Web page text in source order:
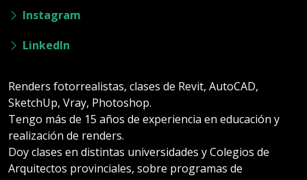
Instagram
LinkedIn
Renders fotorrealistas, clases de Revit, AutoCAD,
SketchUp, Vray, Photoshop.
Tengo más de 15 años de experiencia en educación y
realización de renders.
Doy clases en distintas universidades y Colegios de
Arquitectos provinciales, sobre programas de